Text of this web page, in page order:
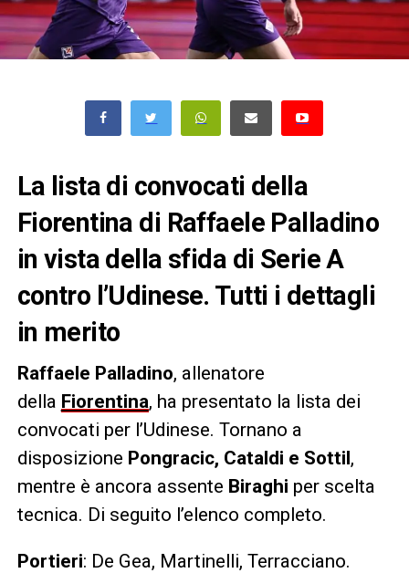
La lista di convocati della
Fiorentina di Raffaele Palladino
in vista della sfida di Serie A
contro l’Udinese. Tutti i dettagli
in merito
Raffaele Palladino, allenatore
della Fiorentina, ha presentato la lista dei
convocati per l’Udinese. Tornano a
disposizione Pongracic, Cataldi e Sottil,
mentre è ancora assente Biraghi per scelta
tecnica. Di seguito l’elenco completo.
Portieri: De Gea, Martinelli, Terracciano.